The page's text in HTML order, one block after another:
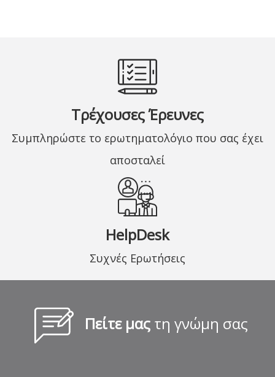
Τρέχουσες Έρευνες
Συμπληρώστε το ερωτηματολόγιο που σας έχει
αποσταλεί
HelpDesk
Συχνές Ερωτήσεις
Πείτε μας τη γνώμη σας